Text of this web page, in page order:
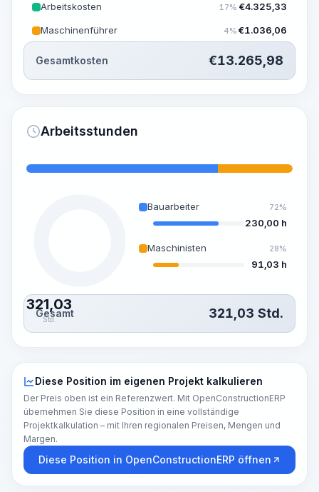
Arbeitskosten 17% €4.325,33
Maschinenführer 4% €1.036,06
Gesamtkosten €13.265,98
Arbeitsstunden
321,03
Std.
Bauarbeiter 72%
230,00 h
Maschinisten 28%
91,03 h
Gesamt 321,03 Std.
Diese Position im eigenen Projekt kalkulieren
Der Preis oben ist ein Referenzwert. Mit OpenConstructionERP
übernehmen Sie diese Position in eine vollständige
Projektkalkulation – mit Ihren regionalen Preisen, Mengen und
Margen.
Diese Position in OpenConstructionERP öffnen